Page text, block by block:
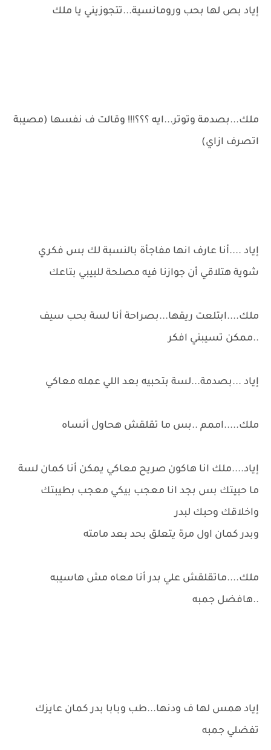
إياد بص لها بحب ورومانسية...تتجوزيني يا ملك
ملك...بصدمة وتوتر...ايه ؟؟؟!!! وقالت ف نفسها (مصيبة
اتصرف ازاي)
إياد ....أنا عارف انها مفاجأة بالنسبة لك بس فكري
شوية هتلاقي أن جوازنا فيه مصلحة للبيبي بتاعك
ملك....ابتلعت ريقها...بصراحة أنا لسة بحب سيف
..ممكن تسيبني افكر
إياد ...بصدمة...لسة بتحبيه بعد اللي عمله معاكي
ملك.....اممم ..بس ما تقلقش هحاول أنساه
إياد....ملك انا هاكون صريح معاكي يمكن أنا كمان لسة
ما حبيتك بس بجد انا معجب بيكي معجب بطيبتك
واخلاقك وحبك لبدر
وبدر كمان اول مرة يتعلق بحد بعد مامته
ملك....ماتقلقش علي بدر أنا معاه مش هاسيبه
..هافضل جمبه
إياد همس لها ف ودنها...طب وبابا بدر كمان عايزك
تفضلي جمبه